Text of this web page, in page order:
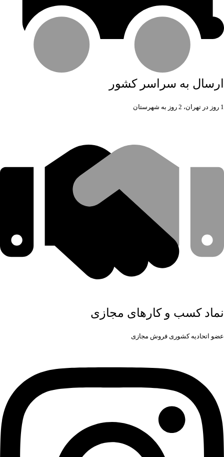
ارسال به سراسر کشور
1 روز در تهران، 2 روز به شهرستان
نماد کسب و کارهای مجازی
عضو اتحادیه کشوری فروش مجازی